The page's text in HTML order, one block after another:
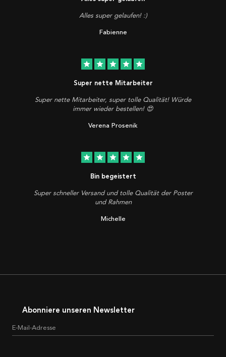
Alles super gelaufen! :)
Fabienne
star star star star star
Super nette Mitarbeiter
Super nette Mitarbeiter, super tolle Qualität! Würde
immer wieder bestellen! 😍
Verena Prosenik
star star star star star
Bin begeistert
Super schneller Versand und tolle Qualität der Poster
und Rahmen
Michelle
Abonniere unseren Newsletter
E-Mail-Adresse